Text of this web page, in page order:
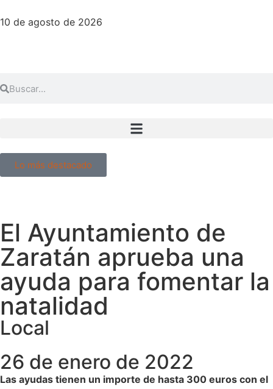
10 de agosto de 2026
Lo más destacado
El Ayuntamiento de
Zaratán aprueba una
ayuda para fomentar la
natalidad
Local
26 de enero de 2022
Las ayudas tienen un importe de hasta 300 euros con el